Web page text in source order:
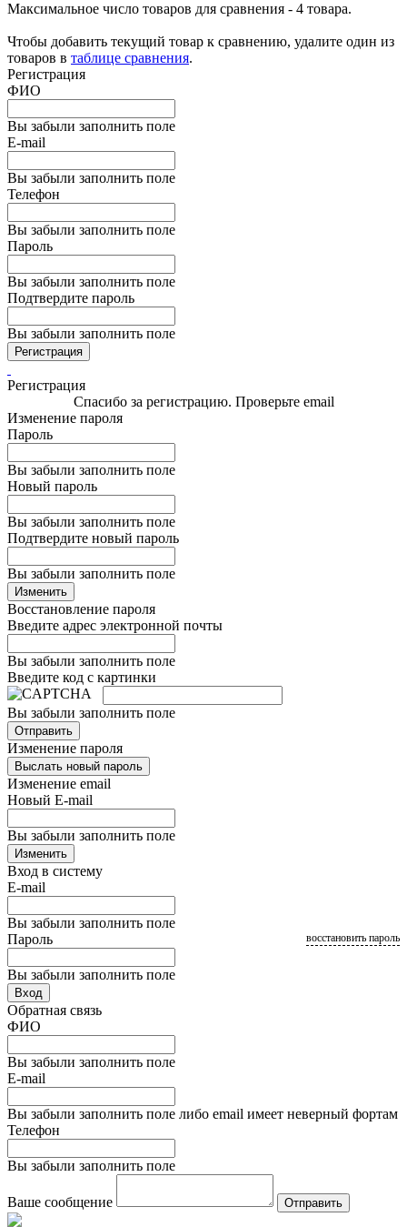
Максимальное число товаров для сравнения - 4 товара.
Чтобы добавить текущий товар к сравнению, удалите один из
товаров в таблице сравнения.
Регистрация
ФИО
Вы забыли заполнить поле
E-mail
Вы забыли заполнить поле
Телефон
Вы забыли заполнить поле
Пароль
Вы забыли заполнить поле
Подтвердите пароль
Вы забыли заполнить поле
Регистрация
Регистрация
Спасибо за регистрацию. Проверьте email
Изменение пароля
Пароль
Вы забыли заполнить поле
Новый пароль
Вы забыли заполнить поле
Подтвердите новый пароль
Вы забыли заполнить поле
Изменить
Восстановление пароля
Введите адрес электронной почты
Вы забыли заполнить поле
Введите код с картинки
Вы забыли заполнить поле
Отправить
Изменение пароля
Выслать новый пароль
Изменение email
Новый E-mail
Вы забыли заполнить поле
Изменить
Вход в систему
E-mail
Вы забыли заполнить поле
Пароль
Вы забыли заполнить поле
восстановить пароль
Вход
Обратная связь
ФИО
Вы забыли заполнить поле
E-mail
Вы забыли заполнить поле либо email имеет неверный фортам
Телефон
Вы забыли заполнить поле
Ваше сообщение Отправить